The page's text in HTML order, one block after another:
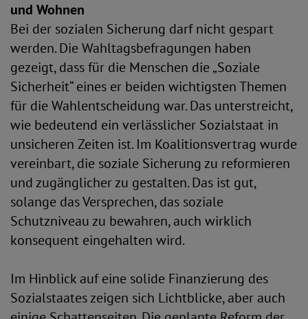
und Wohnen
Bei der sozialen Sicherung darf nicht gespart
werden. Die Wahltagsbefragungen haben
gezeigt, dass für die Menschen die „Soziale
Sicherheit“ eines er beiden wichtigsten Themen
für die Wahlentscheidung war. Das unterstreicht,
wie bedeutend ein verlässlicher Sozialstaat in
unsicheren Zeiten ist. Im Koalitionsvertrag wurde
vereinbart, die soziale Sicherung zu reformieren
und zugänglicher zu gestalten. Das ist gut,
solange das Versprechen, das soziale
Schutzniveau zu bewahren, auch wirklich
konsequent eingehalten wird.
Im Hinblick auf eine solide Finanzierung des
Sozialstaates zeigen sich Lichtblicke, aber auch